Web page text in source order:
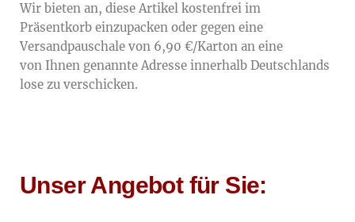
Wir bieten an, diese Artikel kostenfrei im
Präsentkorb einzupacken oder gegen eine
Versandpauschale von 6,90 €/Karton an eine
von Ihnen genannte Adresse innerhalb Deutschlands
lose zu verschicken.
Unser Angebot für Sie: